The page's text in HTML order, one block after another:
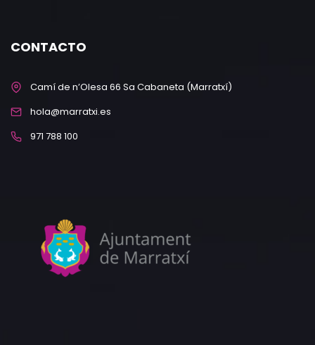
CONTACTO
Camí de n’Olesa 66 Sa Cabaneta (Marratxí)
hola@marratxi.es
971 788 100